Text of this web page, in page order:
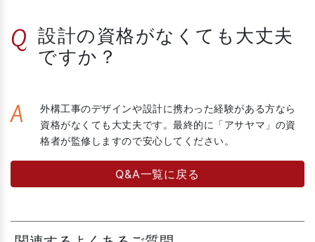
Q 設計の資格がなくても大丈夫
ですか？
A
外構工事のデザインや設計に携わった経験がある方なら
資格がなくても大丈夫です。最終的に「アサヤマ」の資
格者が監修しますので安心してください。
Q&A一覧に戻る